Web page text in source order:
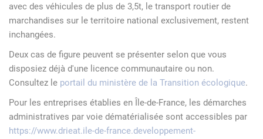
avec des véhicules de plus de 3,5t, le transport routier de
marchandises sur le territoire national exclusivement, restent
inchangées.
Deux cas de figure peuvent se présenter selon que vous
disposiez déjà d'une licence communautaire ou non.
Consultez le portail du ministère de la Transition écologique.
Pour les entreprises établies en Île-de-France, les démarches
administratives par voie dématérialisée sont accessibles par
https://www.drieat.ile-de-france.developpement-